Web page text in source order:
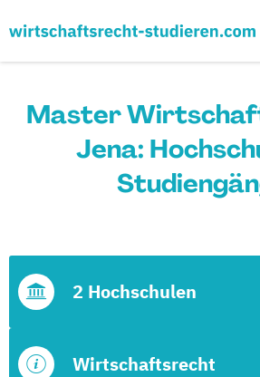
Master
Jena:
Wirtschaftsrecht
2 Hochschulen